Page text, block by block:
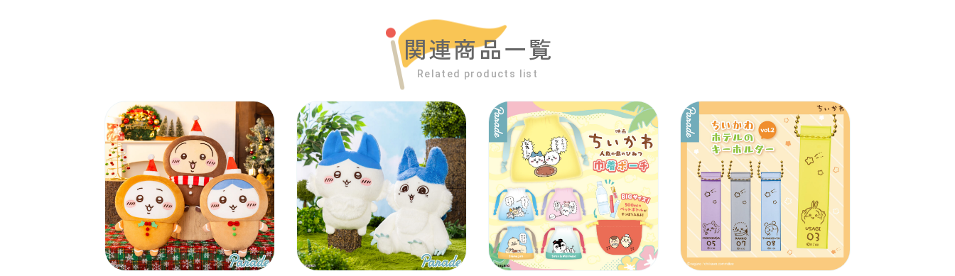
関連商品一覧
Related products list